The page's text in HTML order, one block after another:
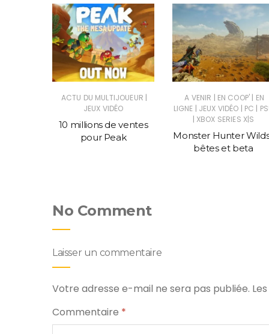
ACTU DU MULTIJOUEUR |
JEUX VIDÉO
10 millions de ventes
pour Peak
A VENIR | EN COOP' | EN
LIGNE | JEUX VIDÉO | PC |
| XBOX SERIES X|S
Monster Hunter
bêtes et beta
No Comment
Laisser un commentaire
Votre adresse e-mail ne sera pas publiée.
Commentaire *